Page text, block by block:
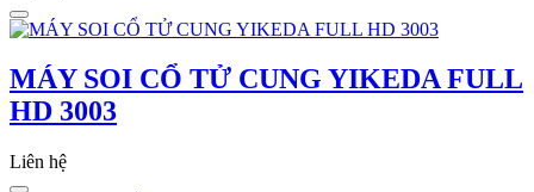
MÁY SOI CỔ TỬ CUNG YIKEDA FULL
HD 3003
Liên hệ